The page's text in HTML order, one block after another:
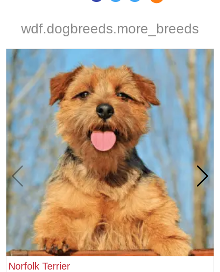
wdf.dogbreeds.more_breeds
Norfolk Terrier